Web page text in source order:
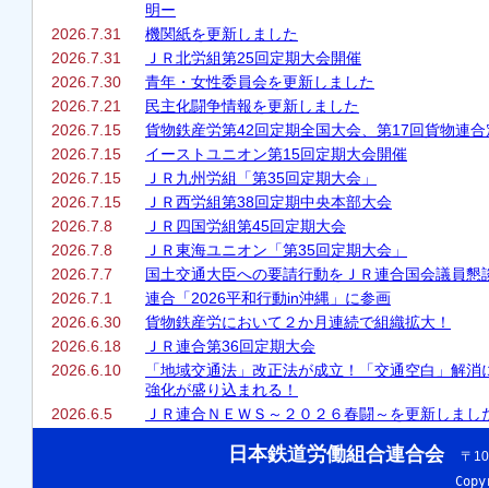
明ー
2026.7.31
機関紙を更新しました
2026.7.31
ＪＲ北労組第25回定期大会開催
2026.7.30
青年・女性委員会を更新しました
2026.7.21
民主化闘争情報を更新しました
2026.7.15
貨物鉄産労第42回定期全国大会、第17回貨物連
2026.7.15
イーストユニオン第15回定期大会開催
2026.7.15
ＪＲ九州労組「第35回定期大会」
2026.7.15
ＪＲ西労組第38回定期中央本部大会
2026.7.8
ＪＲ四国労組第45回定期大会
2026.7.8
ＪＲ東海ユニオン「第35回定期大会」
2026.7.7
国土交通大臣への要請行動をＪＲ連合国会議員懇
2026.7.1
連合「2026平和行動in沖縄」に参画
2026.6.30
貨物鉄産労において２か月連続で組織拡大！
2026.6.18
ＪＲ連合第36回定期大会
2026.6.10
「地域交通法」改正法が成立！「交通空白」解消
強化が盛り込まれる！
2026.6.5
ＪＲ連合ＮＥＷＳ～２０２６春闘～を更新しまし
日本鉄道労働組合連合会 〒